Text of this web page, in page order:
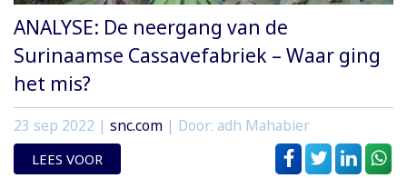
ANALYSE: De neergang van de
Surinaamse Cassavefabriek – Waar ging
het mis?
23 sep 2022 | snc.com | Door: adh Mahabier
LEES VOOR